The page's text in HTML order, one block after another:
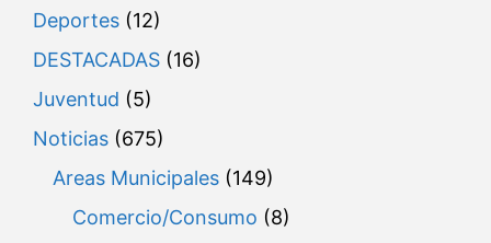
Deportes (12)
DESTACADAS (16)
Juventud (5)
Noticias (675)
Areas Municipales (149)
Comercio/Consumo (8)